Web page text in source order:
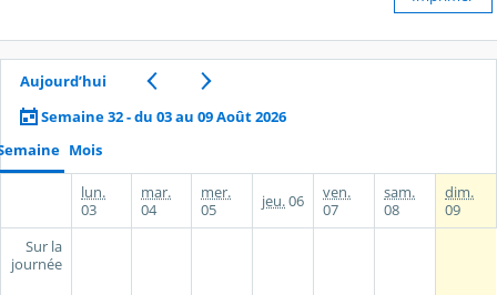
Aujourd’hui
Semaine 32 - du 03 au 09 Août 2026
Mois
lun.
03
mar.
04
mer.
05
jeu.06
ven.
07
sam.
08
dim.
09
Sur la
journée